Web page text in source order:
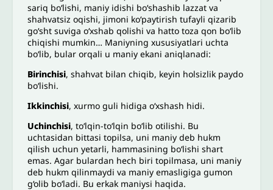
sariq bo‘lishi, maniy idishi bo‘shashib lazzat va
shahvatsiz oqishi, jimoni ko‘paytirish tufayli qizarib
go‘sht suviga o‘xshab qolishi va hatto toza qon bo‘lib
chiqishi mumkin… Maniyning xususiyatlari uchta
bo‘lib, bular orqali u maniy ekani aniqlanadi:
Birinchisi, shahvat bilan chiqib, keyin holsizlik paydo
bo‘lishi.
Ikkinchisi, xurmo guli hidiga o‘xshash hidi.
Uchinchisi, to‘lqin-to‘lqin bo‘lib otilishi. Bu
uchtasidan bittasi topilsa, uni maniy deb hukm
qilish uchun yetarli, hammasining bo‘lishi shart
emas. Agar bulardan hech biri topilmasa, uni maniy
deb hukm qilinmaydi va maniy emasligiga gumon
g‘olib bo‘ladi. Bu erkak maniysi haqida.